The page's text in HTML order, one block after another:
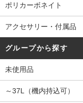
ポリカーボネイト
アクセサリー・付属品
グループから探す
未使用品
～37L（機内持込可）